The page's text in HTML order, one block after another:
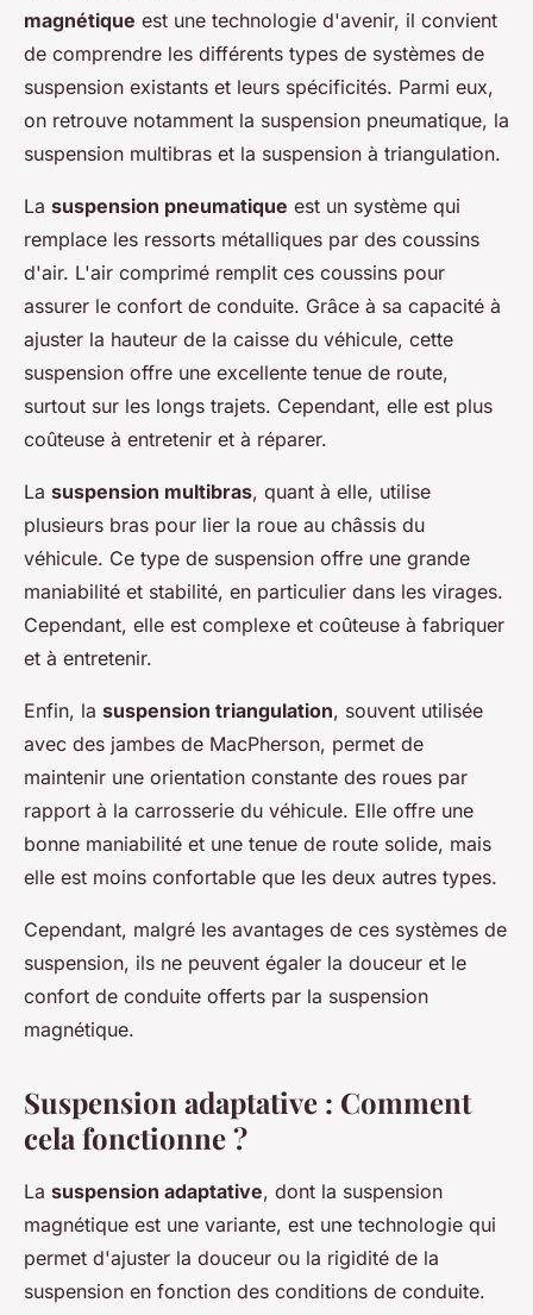
magnétique est une technologie d'avenir, il convient
de comprendre les différents types de systèmes de
suspension existants et leurs spécificités. Parmi eux,
on retrouve notamment la suspension pneumatique, la
suspension multibras et la suspension à triangulation.
La suspension pneumatique est un système qui
remplace les ressorts métalliques par des coussins
d'air. L'air comprimé remplit ces coussins pour
assurer le confort de conduite. Grâce à sa capacité à
ajuster la hauteur de la caisse du véhicule, cette
suspension offre une excellente tenue de route,
surtout sur les longs trajets. Cependant, elle est plus
coûteuse à entretenir et à réparer.
La suspension multibras, quant à elle, utilise
plusieurs bras pour lier la roue au châssis du
véhicule. Ce type de suspension offre une grande
maniabilité et stabilité, en particulier dans les virages.
Cependant, elle est complexe et coûteuse à fabriquer
et à entretenir.
Enfin, la suspension triangulation, souvent utilisée
avec des jambes de MacPherson, permet de
maintenir une orientation constante des roues par
rapport à la carrosserie du véhicule. Elle offre une
bonne maniabilité et une tenue de route solide, mais
elle est moins confortable que les deux autres types.
Cependant, malgré les avantages de ces systèmes de
suspension, ils ne peuvent égaler la douceur et le
confort de conduite offerts par la suspension
magnétique.
Suspension adaptative : Comment
cela fonctionne ?
La suspension adaptative, dont la suspension
magnétique est une variante, est une technologie qui
permet d'ajuster la douceur ou la rigidité de la
suspension en fonction des conditions de conduite.